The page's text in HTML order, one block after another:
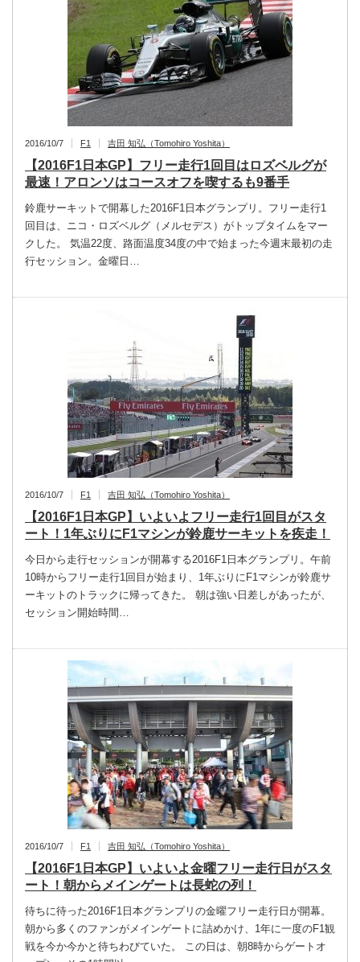
2016/10/7 F1 吉田 知弘（Tomohiro Yoshita）
【2016F1日本GP】フリー走行1回目はロズベルグが
最速！アロンソはコースオフを喫するも9番手
鈴鹿サーキットで開幕した2016F1日本グランプリ。フリー走行1
回目は、ニコ・ロズベルグ（メルセデス）がトップタイムをマー
クした。 気温22度、路面温度34度の中で始まった今週末最初の走
行セッション。金曜日…
2016/10/7 F1 吉田 知弘（Tomohiro Yoshita）
【2016F1日本GP】いよいよフリー走行1回目がスタ
ート！1年ぶりにF1マシンが鈴鹿サーキットを疾走！
今日から走行セッションが開幕する2016F1日本グランプリ。午前
10時からフリー走行1回目が始まり、1年ぶりにF1マシンが鈴鹿サ
ーキットのトラックに帰ってきた。 朝は強い日差しがあったが、
セッション開始時間…
2016/10/7 F1 吉田 知弘（Tomohiro Yoshita）
【2016F1日本GP】いよいよ金曜フリー走行日がスタ
ート！朝からメインゲートは長蛇の列！
待ちに待った2016F1日本グランプリの金曜フリー走行日が開幕。
朝から多くのファンがメインゲートに詰めかけ、1年に一度のF1観
戦を今か今かと待ちわびていた。 この日は、朝8時からゲートオ